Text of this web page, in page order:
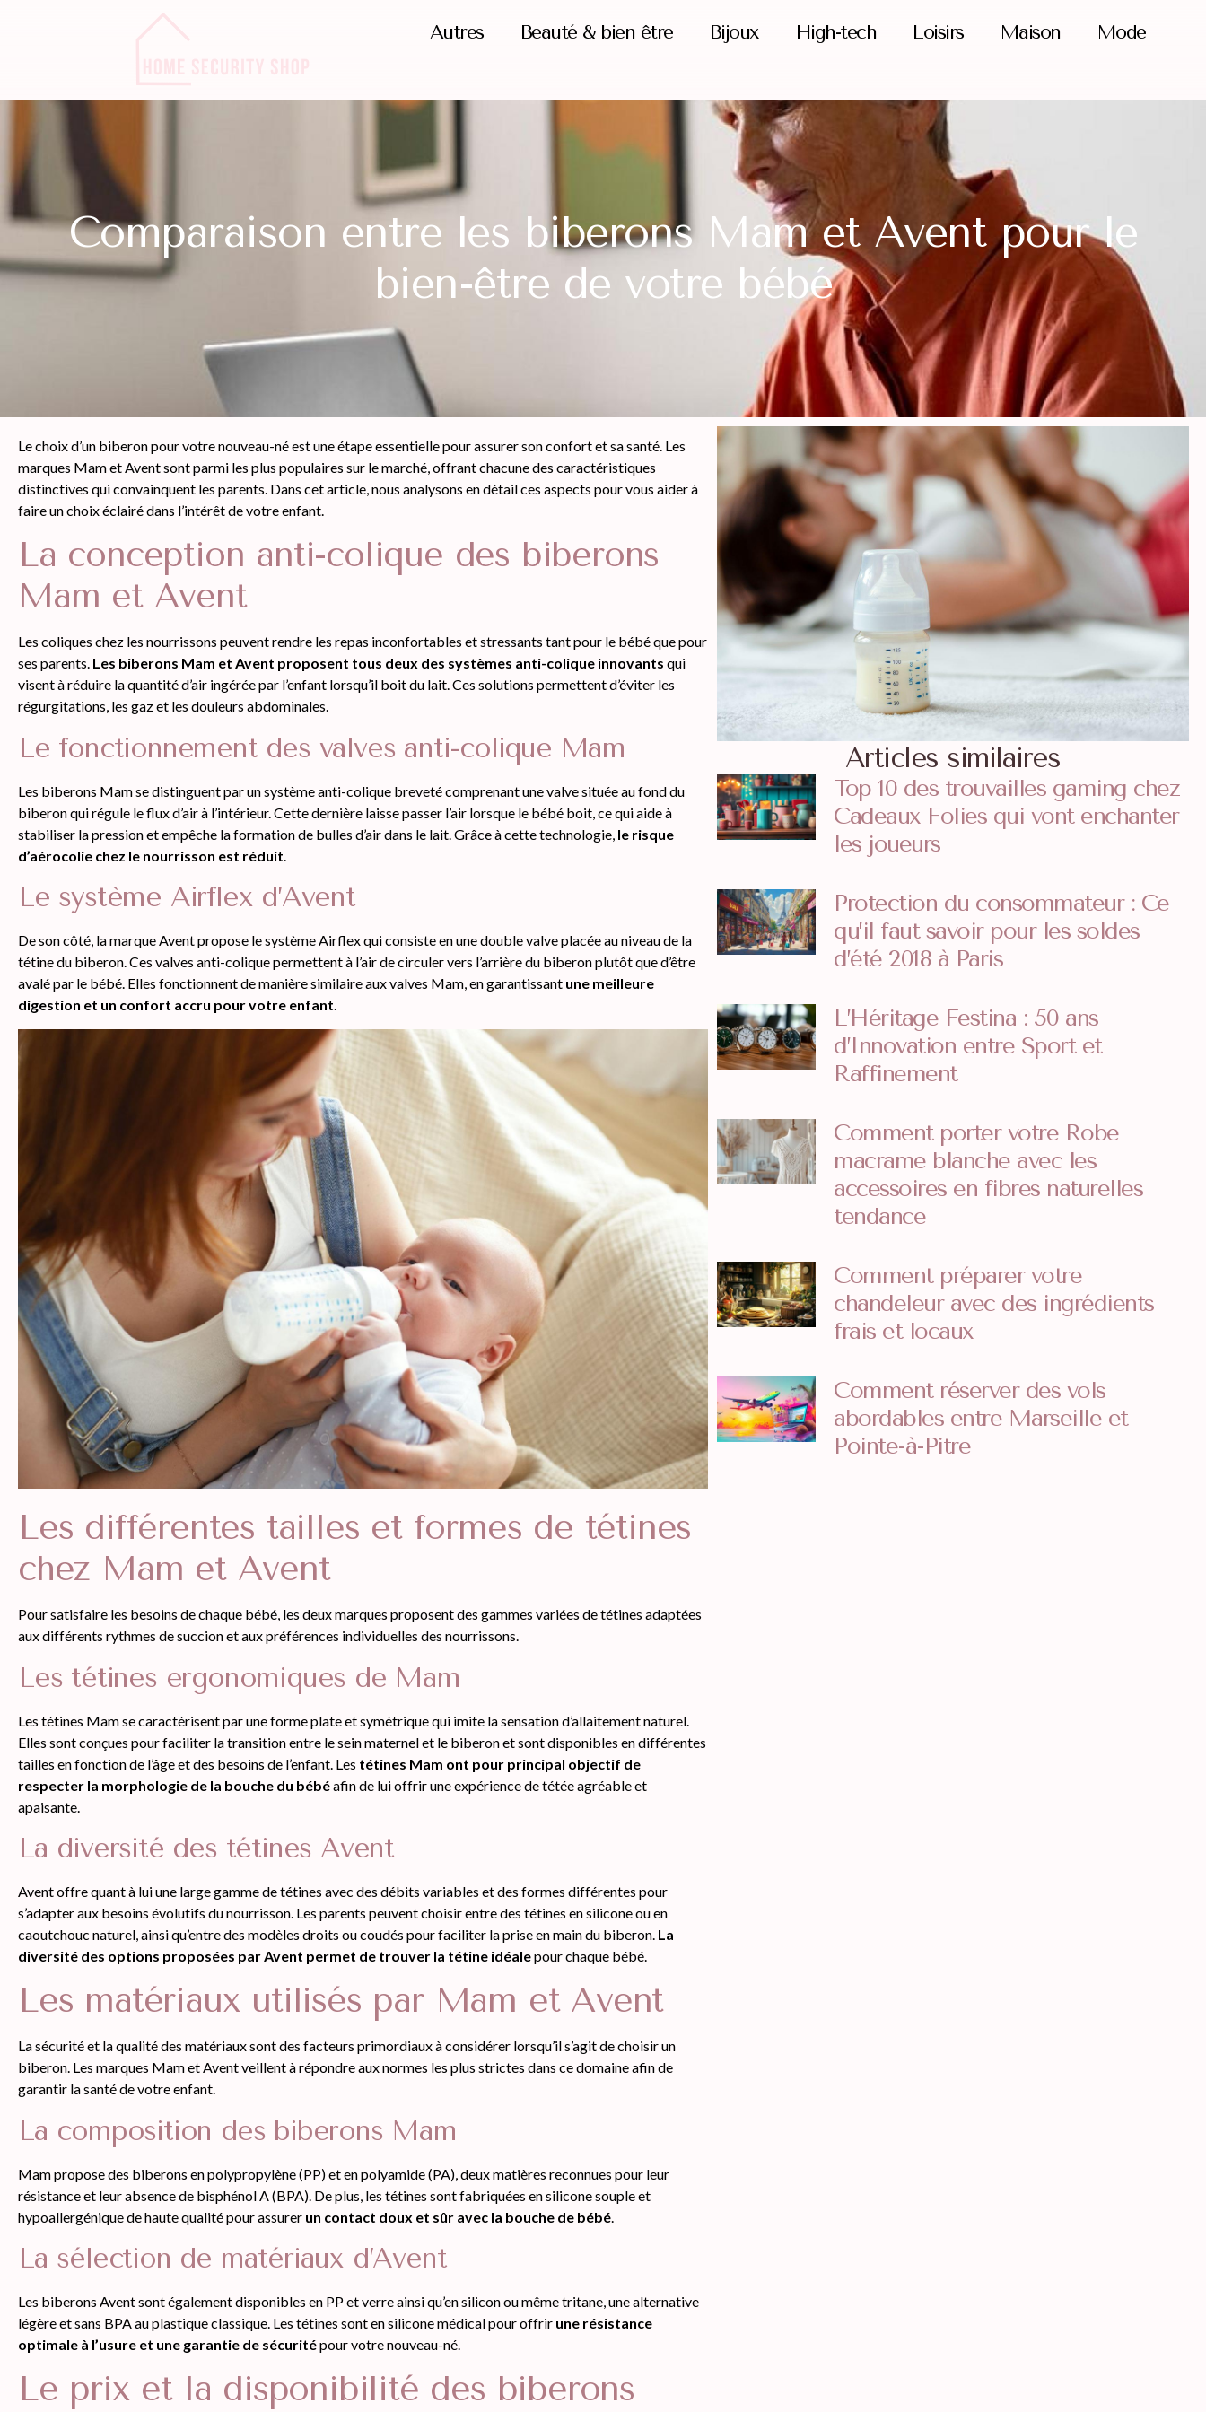
Autres Beauté & bien être Bijoux High-tech Loisirs Maison Mode
Comparaison entre les biberons Mam et Avent pour le
bien-être de votre bébé
Le choix d’un biberon pour votre nouveau-né est une étape essentielle pour assurer son confort et sa santé. Les
marques Mam et Avent sont parmi les plus populaires sur le marché, offrant chacune des caractéristiques
distinctives qui convainquent les parents. Dans cet article, nous analysons en détail ces aspects pour vous aider à
faire un choix éclairé dans l’intérêt de votre enfant.
La conception anti-colique des biberons
Mam et Avent
Les coliques chez les nourrissons peuvent rendre les repas inconfortables et stressants tant pour le bébé que pour
ses parents. Les biberons Mam et Avent proposent tous deux des systèmes anti-colique innovants qui
visent à réduire la quantité d’air ingérée par l’enfant lorsqu’il boit du lait. Ces solutions permettent d’éviter les
régurgitations, les gaz et les douleurs abdominales.
Le fonctionnement des valves anti-colique Mam
Les biberons Mam se distinguent par un système anti-colique breveté comprenant une valve située au fond du
biberon qui régule le flux d’air à l’intérieur. Cette dernière laisse passer l’air lorsque le bébé boit, ce qui aide à
stabiliser la pression et empêche la formation de bulles d’air dans le lait. Grâce à cette technologie, le risque
d’aérocolie chez le nourrisson est réduit
Le système Airflex d’Avent
De son côté, la marque Avent propose le système Airflex qui consiste en une double valve placée au niveau de la
tétine du biberon. Ces valves anti-colique permettent à l’air de circuler vers l’arrière du biberon plutôt que d’être
avalé par le bébé. Elles fonctionnent de manière similaire aux valves Mam, en garantissant une meilleure
digestion et un confort accru pour votre enfant.
Les différentes tailles et formes de tétines
chez Mam et Avent
Pour satisfaire les besoins de chaque bébé, les deux marques proposent des gammes variées de tétines adaptées
aux différents rythmes de succion et aux préférences individuelles des nourrissons.
Les tétines ergonomiques de Mam
Les tétines Mam se caractérisent par une forme plate et symétrique qui imite la sensation d’allaitement naturel.
Elles sont conçues pour faciliter la transition entre le sein maternel et le biberon et sont disponibles en différentes
tailles en fonction de l’âge et des besoins de l’enfant. Les tétines Mam ont pour principal objectif de
respecter la morphologie de la bouche du bébéafin de lui offrir une expérience de tétée agréable et
apaisante.
La diversité des tétines Avent
Avent offre quant à lui une large gamme de tétines avec des débits variables et des formes différentes pour
s’adapter aux besoins évolutifs du nourrisson. Les parents peuvent choisir entre des tétines en silicone ou en
caoutchouc naturel, ainsi qu’entre des modèles droits ou coudés pour faciliter la prise en main du biberon. La
diversité des options proposées par Avent permet de trouver la tétine idéalepour chaque bébé.
Les matériaux utilisés par Mam et Avent
La sécurité et la qualité des matériaux sont des facteurs primordiaux à considérer lorsqu’il s’agit de choisir un
biberon. Les marques Mam et Avent veillent à répondre aux normes les plus strictes dans ce domaine afin de
garantir la santé de votre enfant.
La composition des biberons Mam
Mam propose des biberons en polypropylène (PP) et en polyamide (PA), deux matières reconnues pour leur
résistance et leur absence de bisphénol A (BPA). De plus, les tétines sont fabriquées en silicone souple et
hypoallergénique de haute qualité pour assurer un contact doux et sûr avec la bouche de bébé
La sélection de matériaux d’Avent
Les biberons Avent sont également disponibles en PP et verre ainsi qu’en silicon ou même tritane, une alternative
légère et sans BPA au plastique classique. Les tétines sont en silicone médical pour offrir une résistance
optimale à l’usure et une garantie de sécuritépour votre nouveau-né.
Le prix et la disponibilité des biberons
Articles similaires
Top 10 des trouvailles gaming chez
Cadeaux Folies qui vont enchanter
les joueurs
Protection du consommateur : Ce
qu’il faut savoir pour les soldes
d’été 2018 à Paris
L’Héritage Festina : 50 ans
d’Innovation entre Sport et
Raffinement
Comment porter votre Robe
macrame blanche avec les
accessoires en fibres naturelles
tendance
Comment préparer votre
chandeleur avec des ingrédients
frais et locaux
Comment réserver des vols
abordables entre Marseille et
Pointe-à-Pitre